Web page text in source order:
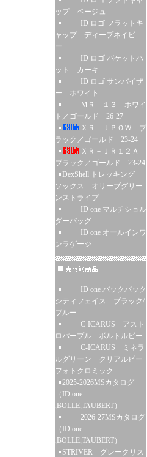
ップ ベージュ
ID ロゴ フラットキ
ャップ ディープネイビ
ー
ID ロゴ バケットハ
ット カーキ
ID ロゴ サンバイザ
ー ホワイト
ＭＲ－１３ ホワイ
ト／ゴールド 26-27
ＸＲ－ＪＰＯＷ ブ
ラック／ゴールド 23-24
ＸＲ－ＪＲ１２Ａ
ブラック／ゴールド 23-24
DexShell トレッキング
ソックス オリーブグリー
ンストライプ
ID one マルチショル
ダーバッグ
ID one オールインワ
ンラゲージ
ID one バックパック
シティフェイス ブラック/
ブルー
C-ICARUS アスト
ロパープル ボルトルビー
C-ICARUS ミネラ
ルグリーン クリアルビー
フォトクロミック
2025-2026MSカタログ
（ID one
,BOLLE,TAUBERT）
2026-27MSカタログ
（ID one
,BOLLE,TAUBERT）
STRIVER グレークリス